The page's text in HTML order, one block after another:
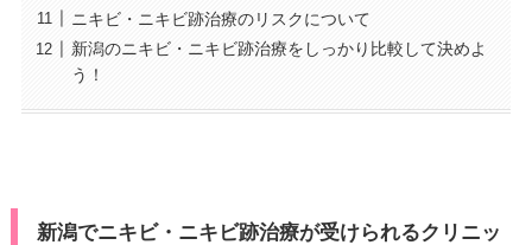
ニキビ・ニキビ跡治療のリスクについて
新潟のニキビ・ニキビ跡治療をしっかり比較して決めよ
う！
新潟でニキビ・ニキビ跡治療が受けられるクリニッ